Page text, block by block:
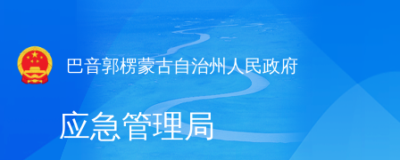
巴音郭楞蒙古自治州人民政府
应急管理局